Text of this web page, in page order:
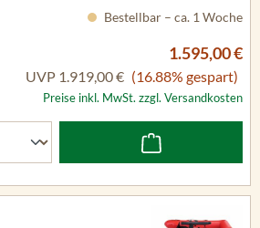
Bestellbar – ca. 1 Woche
1.595,00 €
UVP 1.919,00 € (16.88% gespart)
Preise inkl. MwSt. zzgl. Versandkosten